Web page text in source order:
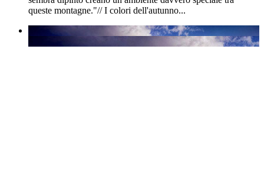
queste montagne."// I colori dell'autunno...